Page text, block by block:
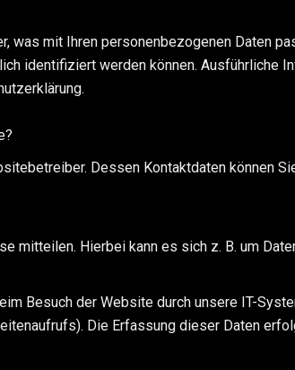
was mit Ihren personenbezogenen Daten
identifiziert werden können. Ausführliche
Dessen Kontaktdaten können
mitteilen. Hierbei kann es sich z. B. um
Besuch der Website durch unsere IT-
Die Erfassung dieser Daten